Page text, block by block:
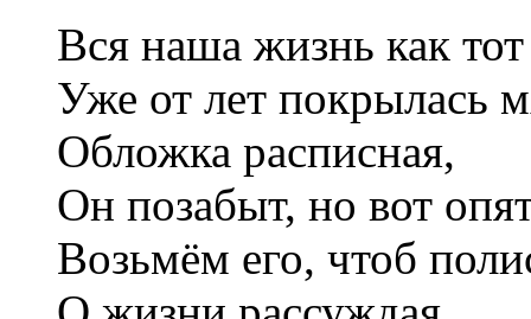
Вся наша жизнь как
Уже от лет покрылась
Обложка расписная,
Он позабыт, но вот
Возьмём его, чтоб